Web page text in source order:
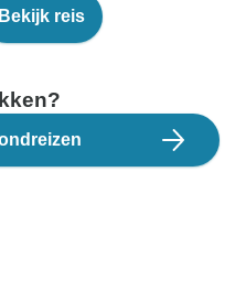
Bekijk reis